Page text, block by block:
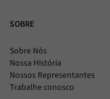
SOBRE
Sobre Nós
Nossa História
Nossos Representantes
Trabalhe conosco